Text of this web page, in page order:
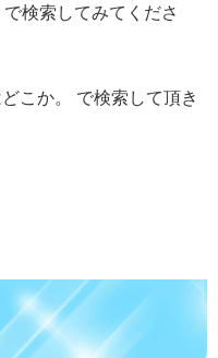
検索してみてくださ
こか。 で検索して頂き